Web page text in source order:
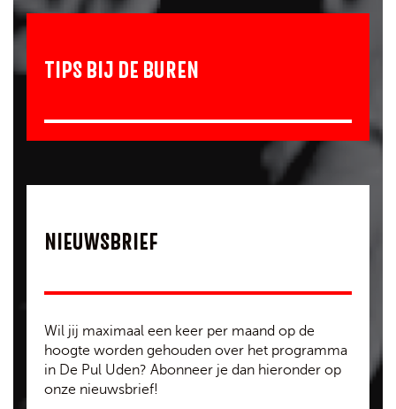
TIPS BIJ DE BUREN
NIEUWSBRIEF
Wil jij maximaal een keer per maand op de
hoogte worden gehouden over het programma
in De Pul Uden? Abonneer je dan hieronder op
onze nieuwsbrief!